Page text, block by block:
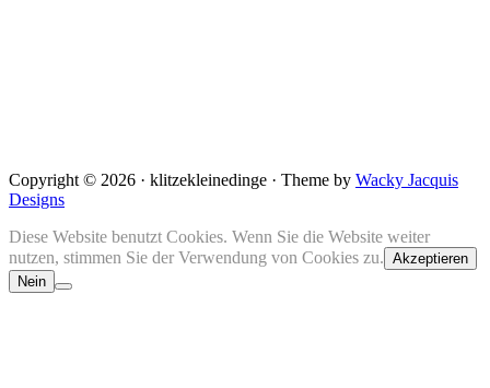
Copyright © 2026 · klitzekleinedinge · Theme by Wacky Jacquis
Designs
Diese Website benutzt Cookies. Wenn Sie die Website weiter
nutzen, stimmen Sie der Verwendung von Cookies zu. Akzeptieren
Nein